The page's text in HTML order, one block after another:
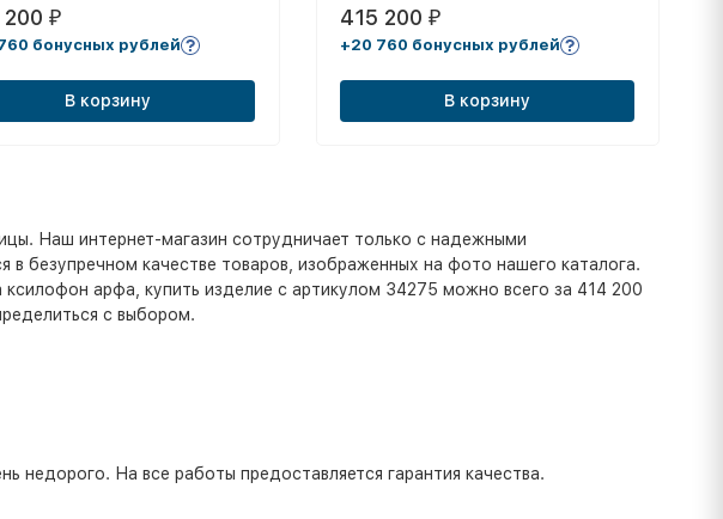
200 ₽
бонусных рублей
В корзину
415 200 ₽
+20 760 бонусных рублей
В корзину
Наш интернет-магазин сотрудничает только с надежными
безупречном качестве товаров, изображенных на фото нашего каталога.
арфа, купить изделие с артикулом 34275 можно всего за 414 200
с выбором.
недорого. На все работы предоставляется гарантия качества.